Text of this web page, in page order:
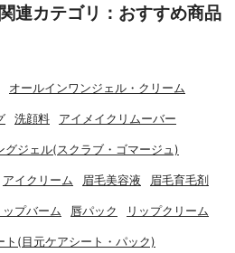
連カテゴリ：おすすめ商品
オールインワンジェル・クリーム
洗顔料 アイメイクリムーバー
グジェル(スクラブ・ゴマージュ)
アイクリーム 眉毛美容液 眉毛育毛剤
ップバーム 唇パック リップクリーム
ト(目元ケアシート・パック)